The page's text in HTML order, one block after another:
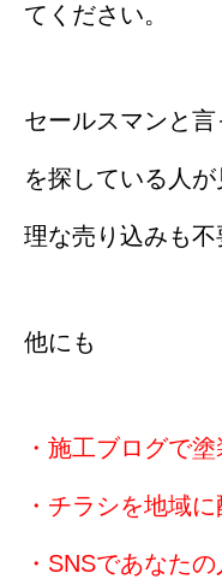
てください。
セールスマンと
を探している人
理な売り込みも不
他にも
・施工ブログで
・チラシを地域に
・SNSであなた